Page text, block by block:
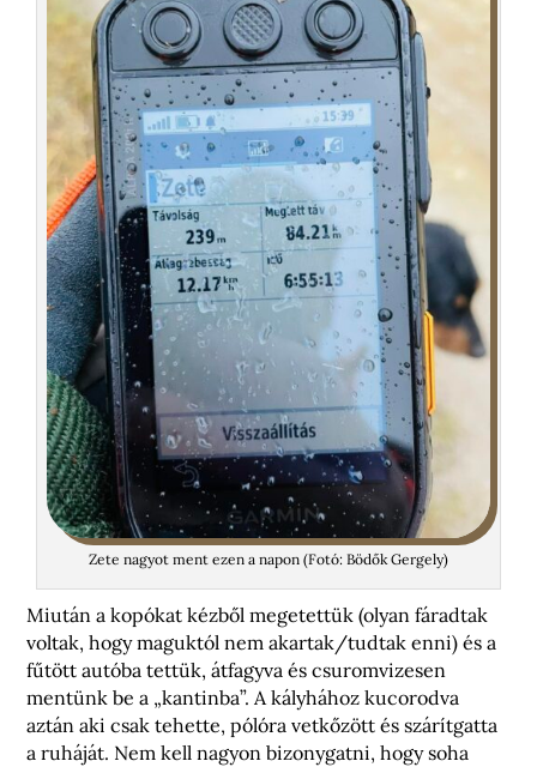
Zete nagyot ment ezen a napon (Fotó: Bödők Gergely)
Miután a kopókat kézből megetettük (olyan fáradtak
voltak, hogy maguktól nem akartak/tudtak enni) és a
fűtött autóba tettük, átfagyva és csuromvizesen
mentünk be a „kantinba”. A kályhához kucorodva
aztán aki csak tehette, pólóra vetkőzött és szárítgatta
a ruháját. Nem kell nagyon bizonygatni, hogy soha